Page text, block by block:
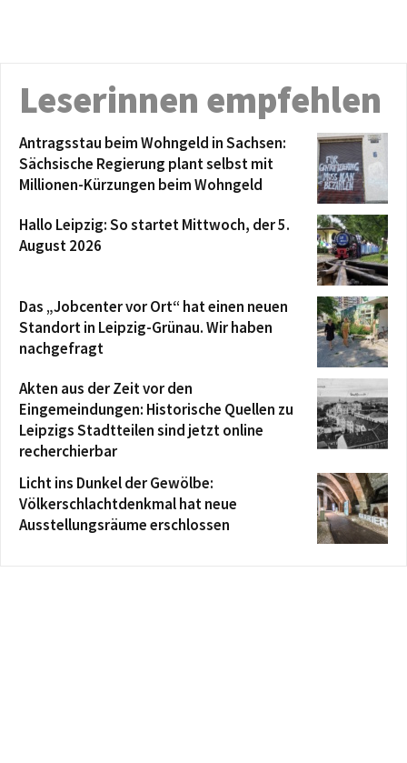
Leserinnen empfehlen
Antragsstau beim Wohngeld in Sachsen:
Sächsische Regierung plant selbst mit
Millionen-Kürzungen beim Wohngeld
Hallo Leipzig: So startet Mittwoch, der 5.
August 2026
Das „Jobcenter vor Ort“ hat einen neuen
Standort in Leipzig-Grünau. Wir haben
nachgefragt
Akten aus der Zeit vor den
Eingemeindungen: Historische Quellen zu
Leipzigs Stadtteilen sind jetzt online
recherchierbar
Licht ins Dunkel der Gewölbe:
Völkerschlachtdenkmal hat neue
Ausstellungsräume erschlossen